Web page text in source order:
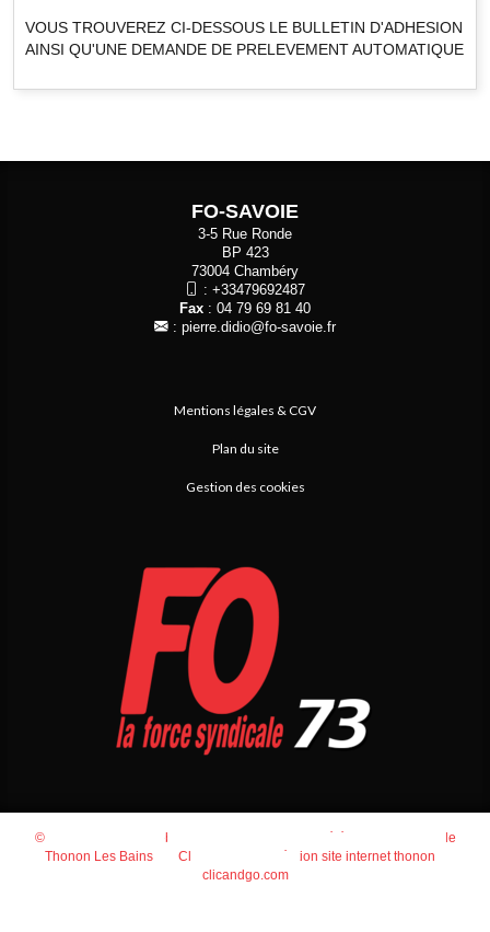
VOUS TROUVEREZ CI-DESSOUS LE BULLETIN D'ADHESION
AINSI QU'UNE DEMANDE DE PRELEVEMENT AUTOMATIQUE
FO-SAVOIE
3-5 Rue Ronde
BP 423
73004 Chambéry
: +33479692487
Fax : 04 79 69 81 40
: pierre.didio@fo-savoie.fr
Mentions légales & CGV
Plan du site
Gestion des cookies
© 2026 Agence Web Thonon Les Bains
Référencement Google
Thonon Les Bains
Clic And Go
création site internet thonon
clicandgo.com